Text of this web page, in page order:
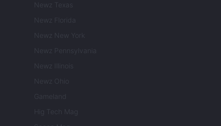
Newz Texas
Newz Florida
Newz New York
Newz Pennsylvania
Newz Illinois
Newz Ohio
Gameland
Hig Tech Mag